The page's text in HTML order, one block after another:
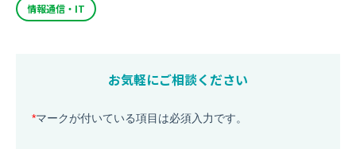
情報通信・IT
お気軽にご相談ください